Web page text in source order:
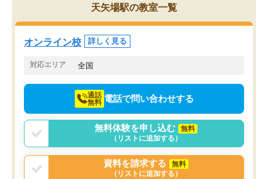
天矢場駅の教室一覧
オンライン校 詳しく見る
対応エリア 全国
通話
無料 電話で問い合わせする
無料体験を申し込む
無料
（リストに追加する）
資料を請求する
無料
（リストに追加する）